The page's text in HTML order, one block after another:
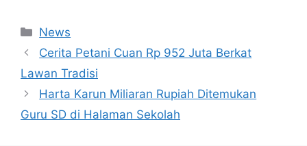
Kategori
News
Cerita Petani Cuan Rp 952 Juta Berkat
Lawan Tradisi
Harta Karun Miliaran Rupiah Ditemukan
Guru SD di Halaman Sekolah